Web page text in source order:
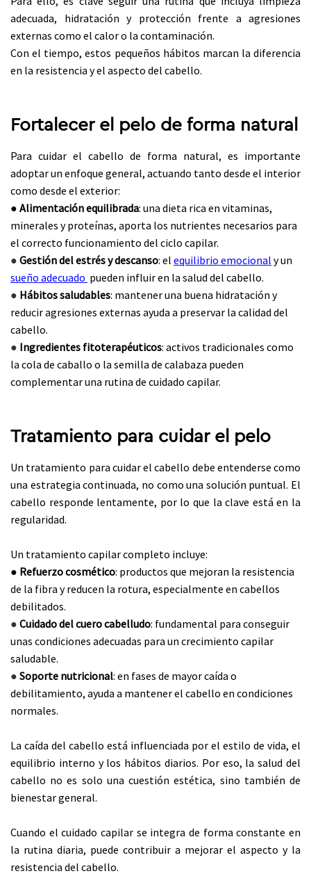
adecuada, hidratación y protección frente a agresiones
externas como el calor o la contaminación.
Con el tiempo, estos pequeños hábitos marcan la diferencia
en la resistencia y el aspecto del cabello.
Fortalecer el pelo de forma natural
Para cuidar el cabello de forma natural, es importante
adoptar un enfoque general, actuando tanto desde el interior
como desde el exterior:
● Alimentación equilibrada: una dieta rica en vitaminas,
minerales y proteínas, aporta los nutrientes necesarios para
el correcto funcionamiento del ciclo capilar.
● Gestión del estrés y descanso: el equilibrio emocional y un
sueño adecuado pueden influir en la salud del cabello.
● Hábitos saludables: mantener una buena hidratación y
reducir agresiones externas ayuda a preservar la calidad del
cabello.
● Ingredientes fitoterapéuticos: activos tradicionales como
la cola de caballo o la semilla de calabaza pueden
complementar una rutina de cuidado capilar.
Tratamiento para cuidar el pelo
Un tratamiento para cuidar el cabello debe entenderse como
una estrategia continuada, no como una solución puntual. El
cabello responde lentamente, por lo que la clave está en la
regularidad.
Un tratamiento capilar completo incluye:
● Refuerzo cosmético: productos que mejoran la resistencia
de la fibra y reducen la rotura, especialmente en cabellos
debilitados.
● Cuidado del cuero cabelludo: fundamental para conseguir
unas condiciones adecuadas para un crecimiento capilar
saludable.
● Soporte nutricional: en fases de mayor caída o
debilitamiento, ayuda a mantener el cabello en condiciones
normales.
La caída del cabello está influenciada por el estilo de vida, el
equilibrio interno y los hábitos diarios. Por eso, la salud del
cabello no es solo una cuestión estética, sino también de
bienestar general.
Cuando el cuidado capilar se integra de forma constante en
la rutina diaria, puede contribuir a mejorar el aspecto y la
resistencia del cabello.